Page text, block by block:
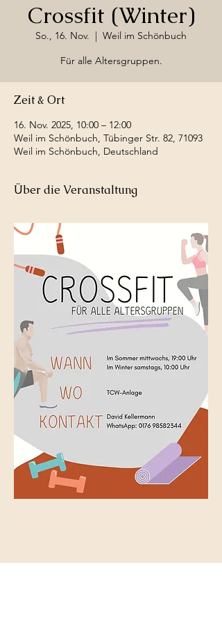
Crossfit (Winter)
So., 16. Nov.
  |
Weil im Schönbuch
Für alle Altersgruppen.
Zeit & Ort
16. Nov. 2025, 10:00 – 12:00
Weil im Schönbuch, Tübinger Str. 82, 71093
Weil im Schönbuch, Deutschland
Über die Veranstaltung